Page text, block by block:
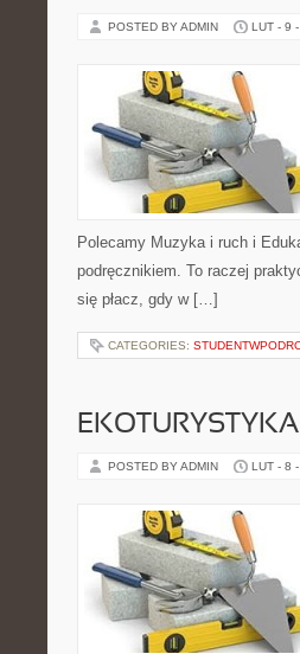
POSTED BY ADMIN LUT - 9
Polecamy Muzyka i ruch i
podręcznikiem. To raczej
się płacz, gdy w […]
CATEGORIES:
POSTED BY ADMIN LUT - 8